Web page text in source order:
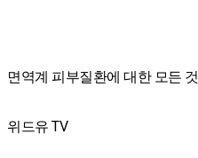
면역계 피부질환에 대한 모든 것
위드유 TV